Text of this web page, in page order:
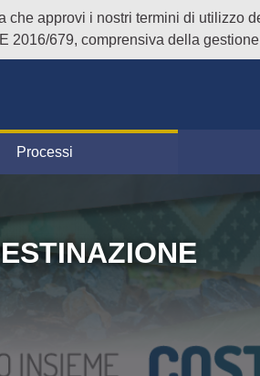
approvi i nostri termini di utilizzo
2016/679, comprensiva della
Processi